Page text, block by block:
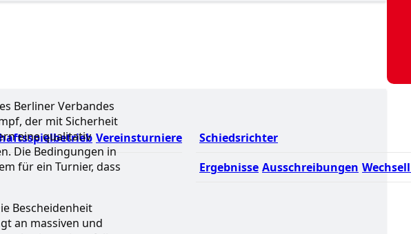
Vereinsturniere
Schiedsrichter
Ergebnisse Ausschreibungen
Berliner Verbandes
der mit Sicherheit
eine qualitativ
Die Bedingungen in
für ein Turnier, dass
Bescheidenheit
an massiven und